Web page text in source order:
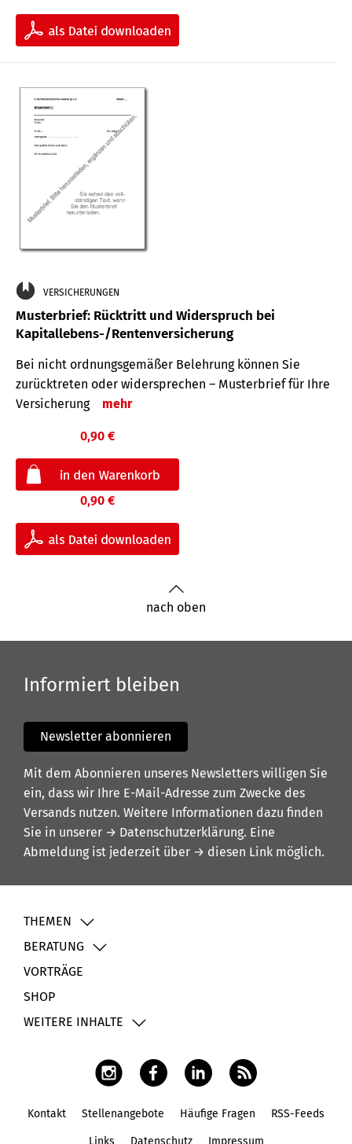
VERSICHERUNGEN
Musterbrief: Rücktritt und Widerspruch bei
Kapitallebens-/Rentenversicherung
Bei nicht ordnungsgemäßer Belehrung können Sie
zurücktreten oder widersprechen – Musterbrief für Ihre
Versicherung
mehr
0,90 €
0,90 €
nach oben
Informiert bleiben
Newsletter abonnieren
Mit dem Abonnieren unseres Newsletters willigen Sie
ein, dass wir Ihre E-Mail-Adresse zum Zwecke des
Versands nutzen. Weitere Informationen dazu finden
Sie in unserer → Datenschutzerklärung. Eine
Abmeldung ist jederzeit über → diesen Link möglich.
THEMEN
BERATUNG
VORTRÄGE
SHOP
WEITERE INHALTE
Kontakt Stellenangebote Häufige Fragen RSS-Feeds